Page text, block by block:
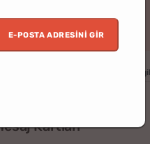
E-POSTA ADRESINI GIR
Kartları